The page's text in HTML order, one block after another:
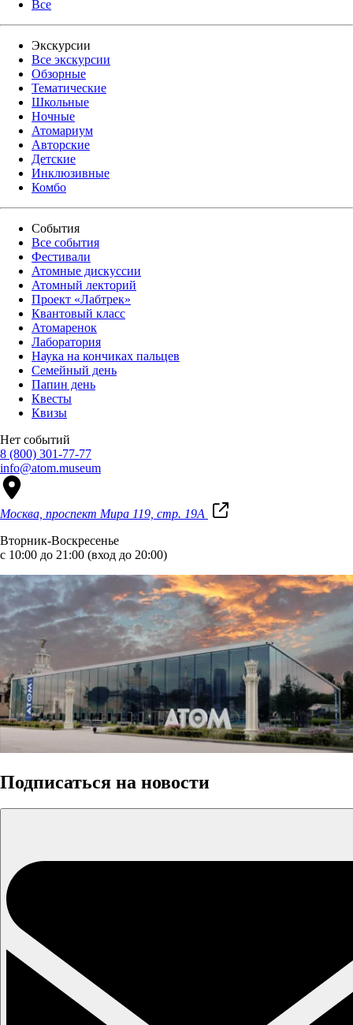
Все
Экскурсии
Все экскурсии
Обзорные
Тематические
Школьные
Ночные
Атомариум
Авторские
Детские
Инклюзивные
Комбо
События
Все события
Фестивали
Атомные дискуссии
Атомный лекторий
Проект «Лабтрек»
Квантовый класс
Атомаренок
Лаборатория
Наука на кончиках пальцев
Семейный день
Папин день
Квесты
Квизы
Нет событий
8 (800) 301-77-77
info@atom.museum
Москва, проспект Мира 119, стр. 19А
Вторник-Воскресенье
с 10:00 до 21:00 (вход до 20:00)
Подписаться на новости